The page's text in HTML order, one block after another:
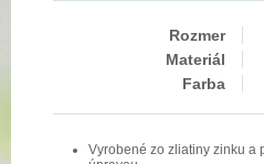
Rozmer
Materiál
Farba
Vyrobené zo zliatiny zinku a